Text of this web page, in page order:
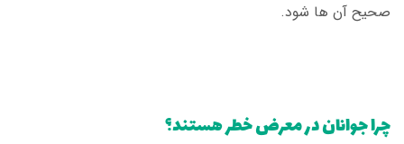
صحیح آن ها شود.
چرا جوانان در معرض خطر هستند؟